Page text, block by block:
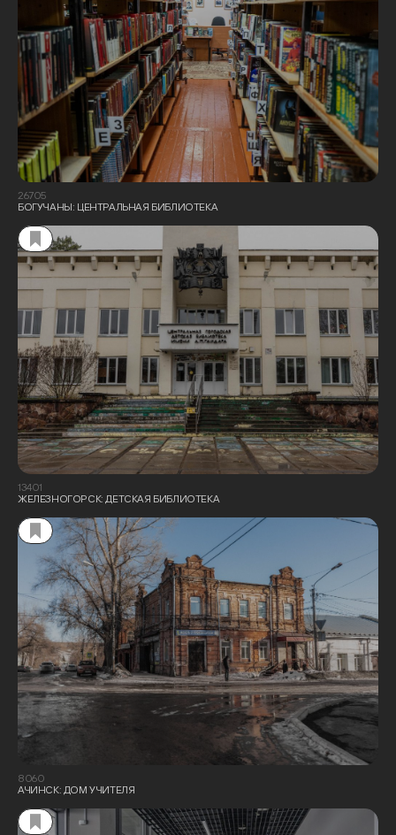
26705
БОГУЧАНЫ: ЦЕНТРАЛЬНАЯ БИБЛИОТЕКА
13401
ЖЕЛЕЗНОГОРСК: ДЕТСКАЯ БИБЛИОТЕКА
8060
АЧИНСК: ДОМ УЧИТЕЛЯ